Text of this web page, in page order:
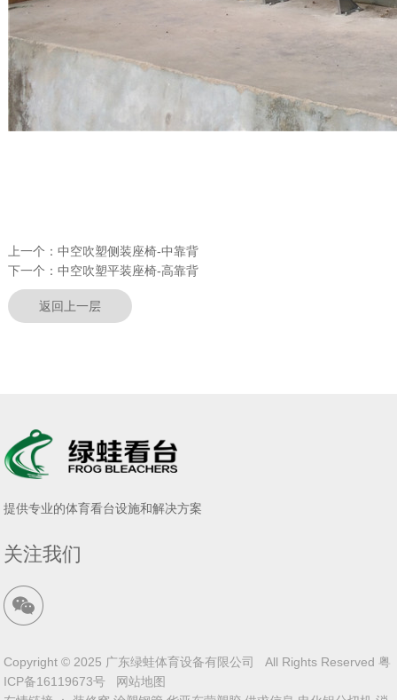
上一个： 中空吹塑侧装座椅-中靠背
下一个： 中空吹塑平装座椅-高靠背
返回上一层
提供专业的体育看台设施和解决方案
关注我们
Copyright © 2025 广东绿蛙体育设备有限公司 All Rights Reserved 粤
ICP备16119673号
网站地图